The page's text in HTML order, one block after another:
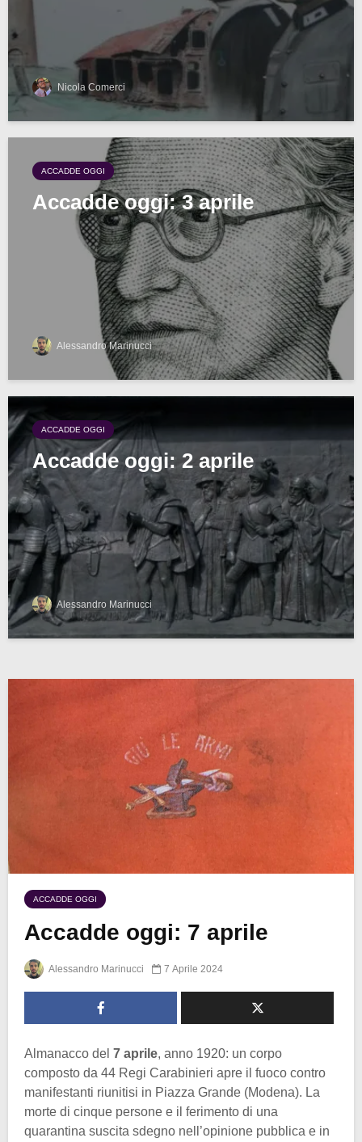
Nicola Comerci
ACCADDE OGGI
Accadde oggi: 3 aprile
Alessandro Marinucci
ACCADDE OGGI
Accadde oggi: 2 aprile
Alessandro Marinucci
ACCADDE OGGI
Accadde oggi: 7 aprile
Alessandro Marinucci 7 Aprile 2024
Almanacco del 7 aprile, anno 1920: un corpo
composto da 44 Regi Carabinieri apre il fuoco contro
manifestanti riunitisi in Piazza Grande (Modena). La
morte di cinque persone e il ferimento di una
quarantina suscita sdegno nell’opinione pubblica e in